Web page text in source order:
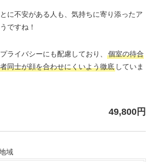
に不安がある人も、気持ちに寄り添ったア
ですね！
ライバシーにも配慮しており、
個室の待合
同士が顔を合わせにくいよう徹底していま
49,800円
域